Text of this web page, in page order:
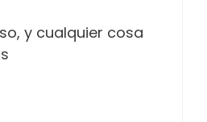
y cualquier cosa